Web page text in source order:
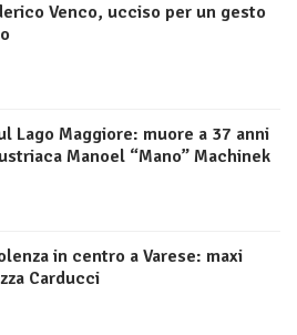
Venco, ucciso per un gesto
Lago Maggiore: muore a 37 anni
Manoel “Mano” Machinek
in centro a Varese: maxi
Carducci